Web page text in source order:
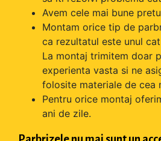
Avem cele mai bune
Montam orice tip de
ca rezultatul este unul
La montaj trimitem doar
experienta vasta si ne
folosite materiale de cea
Pentru orice montaj
ani de zile.